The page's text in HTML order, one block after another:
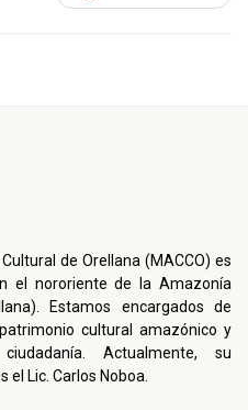
de Orellana (MACCO) es
el nororiente de la Amazonía
Estamos encargados de
cultural amazónico y
Actualmente, su
Lic. Carlos Noboa.